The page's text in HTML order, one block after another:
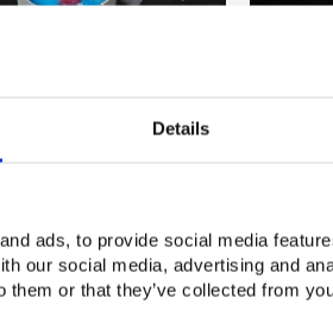
Details
ads, to provide social media
our social media, advertising and
them or that they’ve collected from
zum Neigen und
können in Kippsystemen eingesetzt
Größen produzieren. Die optimale